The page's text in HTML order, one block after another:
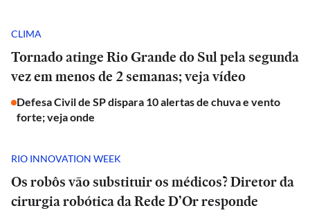
CLIMA
Tornado atinge Rio Grande do Sul pela segunda
vez em menos de 2 semanas; veja vídeo
Defesa Civil de SP dispara 10 alertas de chuva e vento
forte; veja onde
RIO INNOVATION WEEK
Os robôs vão substituir os médicos? Diretor da
cirurgia robótica da Rede D’Or responde